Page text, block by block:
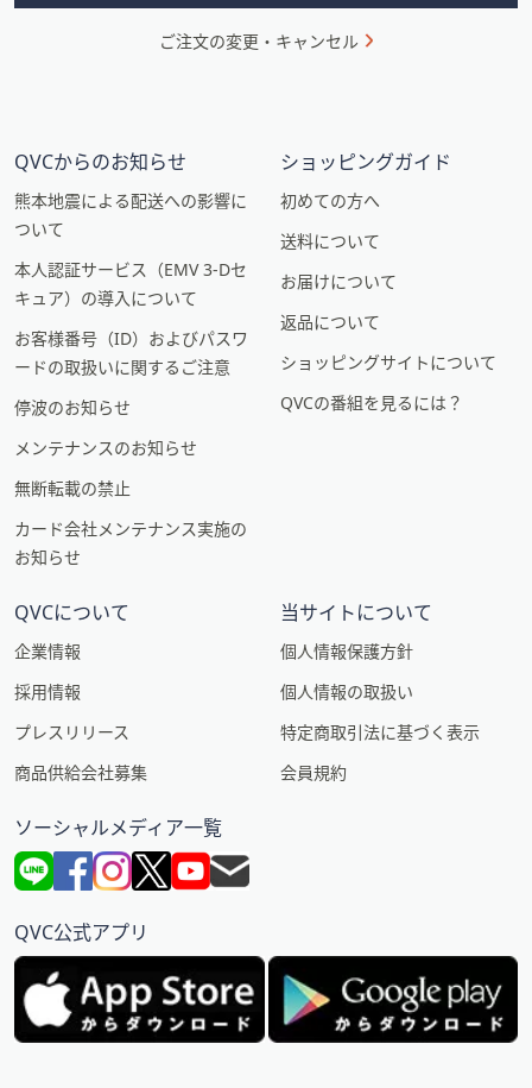
ご注文の変更・キャンセル
QVCからのお知らせ
熊本地震による配送への影響に
ついて
本人認証サービス（EMV 3-Dセ
キュア）の導入について
お客様番号（ID）およびパスワ
ードの取扱いに関するご注意
停波のお知らせ
メンテナンスのお知らせ
無断転載の禁止
カード会社メンテナンス実施の
お知らせ
ショッピングガイド
初めての方へ
送料について
お届けについて
返品について
ショッピングサイトについて
QVCの番組を見るには？
QVCについて
企業情報
採用情報
プレスリリース
商品供給会社募集
当サイトについて
個人情報保護方針
個人情報の取扱い
特定商取引法に基づく表示
会員規約
ソーシャルメディア一覧
QVC公式アプリ